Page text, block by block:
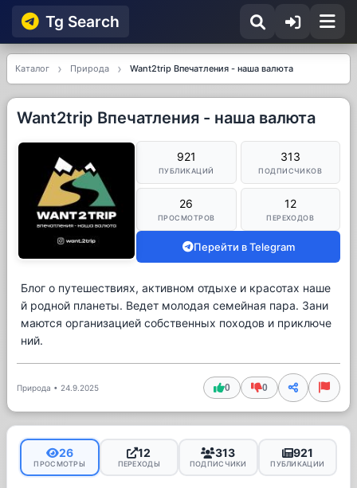
Tg Searсh
Каталог Природа Want2trip Впечатления - наша валюта
Want2trip Впечатления - наша валюта
921
ПУБЛИКАЦИЙ
313
ПОДПИСЧИКОВ
26
ПРОСМОТРОВ
12
ПЕРЕХОДОВ
Перейти в Telegram
Блог о путешествиях, активном отдыхе и красотах наше
й родной планеты. Ведет молодая семейная пара. Зани
маются организацией собственных походов и приключе
ний.
Природа • 24.9.2025 0 0
26
ПРОСМОТРЫ
12
ПЕРЕХОДЫ
313
ПОДПИСЧИКИ
921
ПУБЛИКАЦИИ